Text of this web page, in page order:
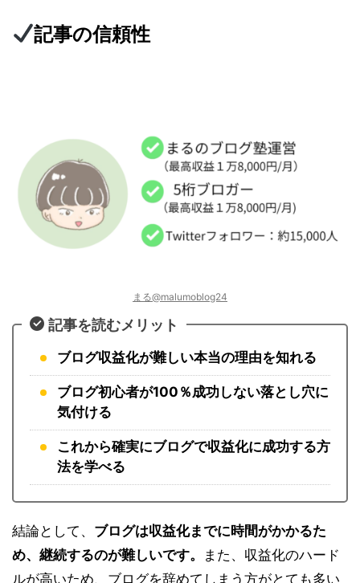
記事の信頼性
まる@malumoblog24
記事を読むメリット
ブログ収益化が難しい本当の理由を知れる
ブログ初心者が100％成功しない落とし穴に
気付ける
これから確実にブログで収益化に成功する方
法を学べる
結論として、 ブログは収益化までに時間がかかるた
め、継続するのが難しいです。
また、収益化のハード
ルが高いため、ブログを辞めてしまう方がとても多い